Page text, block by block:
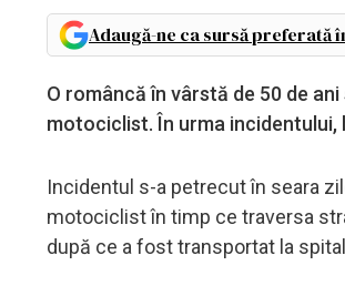
Adaugă-ne ca sursă preferată
O româncă în vârstă de 50 de
motociclist. În urma incidentului,
Incidentul s-a petrecut în seara
motociclist în timp ce traversa
după ce a fost transportat la